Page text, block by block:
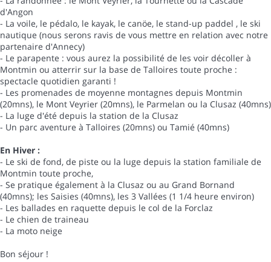
d'Angon
- La voile, le pédalo, le kayak, le canöe, le stand-up paddel , le ski
nautique (nous serons ravis de vous mettre en relation avec notre
partenaire d'Annecy)
- Le parapente : vous aurez la possibilité de les voir décoller à
Montmin ou atterrir sur la base de Talloires toute proche :
spectacle quotidien garanti !
- Les promenades de moyenne montagnes depuis Montmin
(20mns), le Mont Veyrier (20mns), le Parmelan ou la Clusaz (40mns)
- La luge d'été depuis la station de la Clusaz
- Un parc aventure à Talloires (20mns) ou Tamié (40mns)
En Hiver :
- Le ski de fond, de piste ou la luge depuis la station familiale de
Montmin toute proche,
- Se pratique également à la Clusaz ou au Grand Bornand
(40mns); les Saisies (40mns), les 3 Vallées (1 1/4 heure environ)
- Les ballades en raquette depuis le col de la Forclaz
- Le chien de traineau
- La moto neige
Bon séjour !